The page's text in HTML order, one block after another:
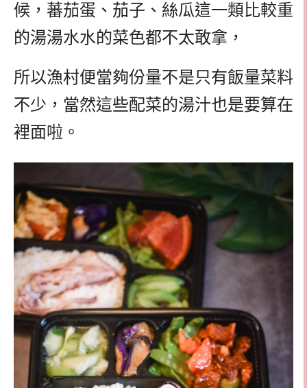
候，蕃茄蛋、茄子、絲瓜這一類比較重
的湯湯水水的菜色都不太敢拿，
所以漁村便當夠份量不是只有飯量菜料
不少，當然這些配菜的湯汁也是要算在
裡面啦。